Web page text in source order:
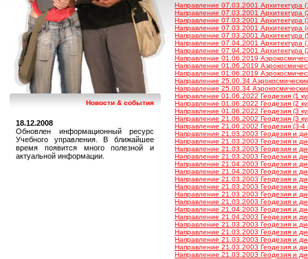
Новости & события
18.12.2008
Обновлен информационный ресурс
Учебного управления. В ближайшее
время появится много полезной и
актуальной информации.
Направление 07.03.2001 Архитектура
Направление 07.03.2001 Архитектура
Направление 07.03.2001 Архитектура
Направление 07.03.2001 Архитектура
Направление 07.03.2001 Архитектура
Направление 07.04.2001 Архитектура
Направление 07.04.2001 Архитектура
Направление 01.06.2019
Направление 01.06.2019
Направление 01.06.2019
Направление 25.00.34
Направление 25.00.34
Направление 01.06.2022 Геодезия (1
Направление 01.06.2022 Геодезия (2
Направление 01.06.2022 Геодезия (3
Направление 21.06.2002 Геодезия (3
Направление 21.06.2002 Геодезия (3-
Направление 21.03.2003 Геодезия и
Направление 21.03.2003 Геодезия и
Направление 21.03.2003 Геодезия и
Направление 21.03.2003 Геодезия и
Направление 21.04.2003 Геодезия и
Направление 21.04.2003 Геодезия и
Направление 21.03.2003 Геодезия и
Направление 21.03.2003 Геодезия и
Направление 21.03.2003 Геодезия и
Направление 21.03.2003 Геодезия и
Направление 21.04.2003 Геодезия и
Направление 21.04.2003 Геодезия и
Направление 21.03.2003 Геодезия и
Направление 21.03.2003 Геодезия и
Направление 21.03.2003 Геодезия и
Направление 21.03.2003 Геодезия и
Направление 21.03.2003 Геодезия и